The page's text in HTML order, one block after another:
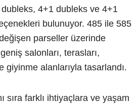
dubleks, 4+1 dubleks ve 4+1
bulunuyor. 485 ile 585
parseller üzerinde
salonları, terasları,
giyinme alanlarıyla tasarlandı.
sıra farklı ihtiyaçlara ve yaşam